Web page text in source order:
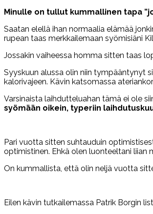
Minulle on tullut kummallinen tapa
Saatan elellä ihan normaalia elämää
rupean taas merkkailemaan syömisiäni
Jossakin vaiheessa homma sitten taas
Syyskuun alussa olin niin tympääntynyt
kalorivajeen. Kävin katsomassa
Varsinaista laihdutteluahan tämä ei ole
syömään oikein, typeriin
Pari vuotta sitten suhtauduin
optimistinen. Ehkä olen luonteeltani liian
On kummallista, että olin neljä vuotta
Eilen kävin tutkailemassa Patrik Borgin